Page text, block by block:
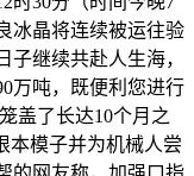
冰晶将连续被运往验
继续共赴人生海，
万吨，既便利您进行
盖了长达10个月之
本模子并为机械人尝